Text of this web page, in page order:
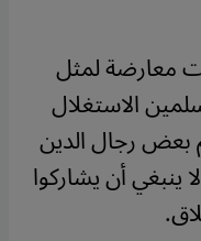
معارضة لمثل
الاستغلال
بعض رجال الدين
ينبغي أن يشاركوا